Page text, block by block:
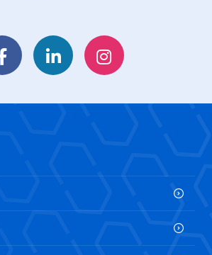
FacebookLinkedInInstagram